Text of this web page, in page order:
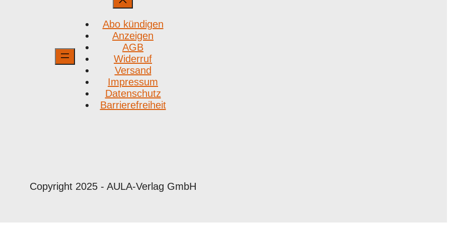
Abo kündigen
Anzeigen
AGB
Widerruf
Versand
Impressum
Datenschutz
Barrierefreiheit
Copyright 2025 - AULA-Verlag GmbH